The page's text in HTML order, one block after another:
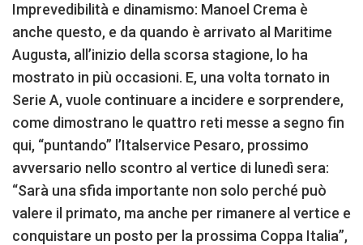
Imprevedibilità e dinamismo: Manoel Crema è
anche questo, e da quando è arrivato al Maritime
Augusta, all’inizio della scorsa stagione, lo ha
mostrato in più occasioni. E, una volta tornato in
Serie A, vuole continuare a incidere e sorprendere,
come dimostrano le quattro reti messe a segno fin
qui, “puntando” l’Italservice Pesaro, prossimo
avversario nello scontro al vertice di lunedì sera:
“Sarà una sfida importante non solo perché può
valere il primato, ma anche per rimanere al vertice e
conquistare un posto per la prossima Coppa Italia”,